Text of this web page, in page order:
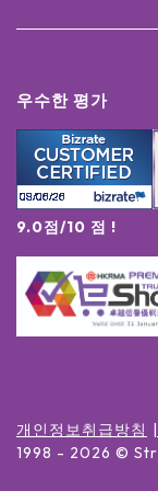
우수한 평가
9.0점/10 점 !
개인정보취급방침
1998 - 2026 ©